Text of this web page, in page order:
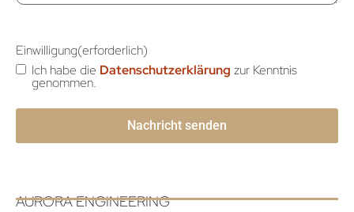
Einwilligung(erforderlich)
Ich habe die Datenschutzerklärung zur Kenntnis
genommen.
AURORA ENGINEERING